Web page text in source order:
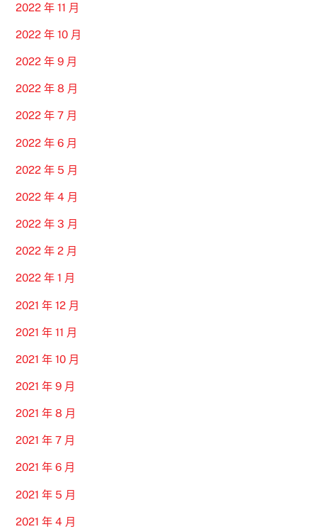
2022 年 11 月
2022 年 10 月
2022 年 9 月
2022 年 8 月
2022 年 7 月
2022 年 6 月
2022 年 5 月
2022 年 4 月
2022 年 3 月
2022 年 2 月
2022 年 1 月
2021 年 12 月
2021 年 11 月
2021 年 10 月
2021 年 9 月
2021 年 8 月
2021 年 7 月
2021 年 6 月
2021 年 5 月
2021 年 4 月